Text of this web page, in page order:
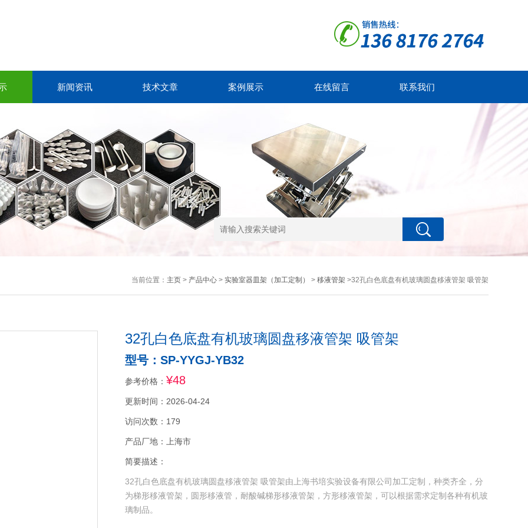
新闻资讯 技术文章 案例展示 在线留言 联系我们
当前位置： 主页> 产品中心> 实验室器皿架（加工定制） > 移液管架 >32孔白色底盘有机玻璃圆盘移液管架 吸管架
32孔白色底盘有机玻璃圆盘移液管架 吸管架
型号：SP-YYGJ-YB32
参考价格： ¥48
更新时间：2026-04-24
访问次数：179
产品厂地：上海市
简要描述：
32孔白色底盘有机玻璃圆盘移液管架 吸管架由上海书培实验设备有限公司加工定制，种类齐全，分
为梯形移液管架，圆形移液管，耐酸碱梯形移液管架，方形移液管架，可以根据需求定制各种有机玻
璃制品。